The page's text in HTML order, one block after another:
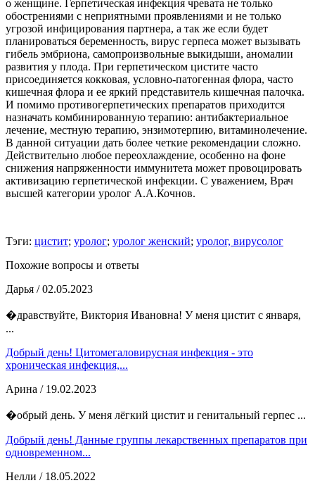
о женщине. Герпетическая инфекция чревата не только
обострениями с неприятными проявлениями и не только
угрозой инфицирования партнера, а так же если будет
планироваться беременность, вирус герпеса может вызывать
гибель эмбриона, самопроизвольные выкидыши, аномалии
развития у плода. При герпетическом цистите часто
присоединяется кокковая, условно-патогенная флора, часто
кишечная флора и ее яркий представитель кишечная палочка.
И помимо противогерпетических препаратов приходится
назначать комбинированную терапию: антибактериальное
лечение, местную терапию, энзимотерпию, витаминолечение.
В данной ситуации дать более четкие рекомендации сложно.
Действительно любое переохлаждение, особенно на фоне
снижения напряженности иммунитета может провоцировать
активизацию герпетической инфекции. С уважением, Врач
высшей категории уролог А.А.Кочнов.
Тэги: цистит; уролог; уролог женский; уролог, вирусолог
Похожие вопросы и ответы
Дарья / 02.05.2023
�дравствуйте, Виктория Ивановна! У меня цистит с января,
...
Добрый день! Цитомегаловирусная инфекция - это
хроническая инфекция,...
Арина / 19.02.2023
�обрый день. У меня лёгкий цистит и генитальный герпес ...
Добрый день! Данные группы лекарственных препаратов при
одновременном...
Нелли / 18.05.2022